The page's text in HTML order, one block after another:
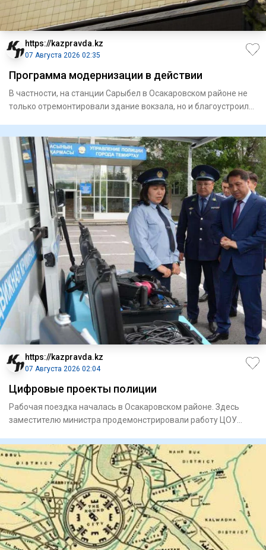
https://kazpravda.kz
07 Августа 2026 02:35
Программа модернизации в действии
В частности, на станции Сарыбел в Осакаровском районе не
только отремонтировали здание вокзала, но и благоустроили
https://kazpravda.kz
07 Августа 2026 02:04
Цифровые проекты полиции
Рабочая поездка началась в Осакаровском районе. Здесь
замес­тителю министра продемонстрировали работу ЦОУ